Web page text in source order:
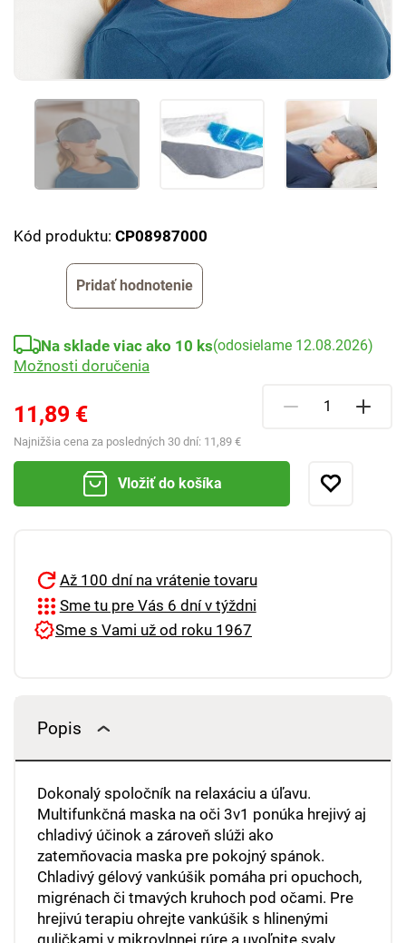
Kód produktu: CP08987000
Pridať hodnotenie
11,89 €
Najnižšia cena za posledných 30 dní: 11,89 €
Na sklade viac ako 10 ks(odosielame 12.08.2026)
Možnosti doručenia
Vložiť do košíka
Až 100 dní na vrátenie tovaru
Sme tu pre Vás 6 dní v týždni
Sme s Vami už od roku 1967
Popis
Dokonalý spoločník na relaxáciu a úľavu.
Multifunkčná maska ​​na oči 3v1 ponúka hrejivý aj
chladivý účinok a zároveň slúži ako
zatemňovacia maska ​​pre pokojný spánok.
Chladivý gélový vankúšik pomáha pri opuchoch,
migrénach či tmavých kruhoch pod očami. Pre
hrejivú terapiu ohrejte vankúšik s hlinenými